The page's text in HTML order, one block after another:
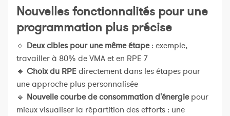
Nouvelles fonctionnalités pour une
programmation plus précise
🔹 Deux cibles pour une même étape: exemple,
travailler à 80% de VMA et en RPE 7
🔹 Choix du RPEdirectement dans les étapes pour
une approche plus personnalisée
🔹 Nouvelle courbe de consommation d'énergiepour
mieux visualiser la répartition des efforts : une